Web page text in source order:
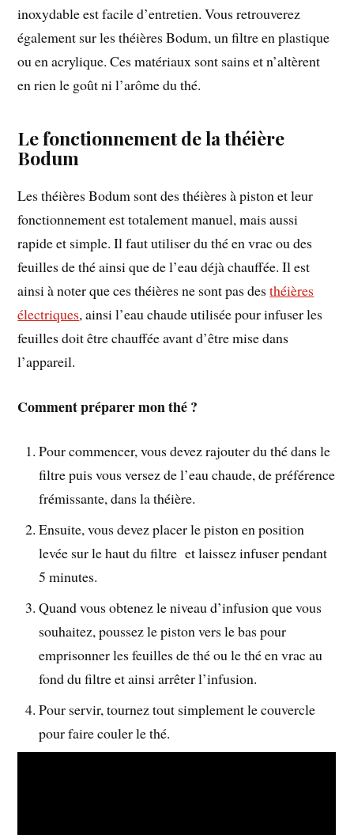
inoxydable est facile d’entretien. Vous retrouverez
également sur les théières Bodum, un filtre en plastique
ou en acrylique. Ces matériaux sont sains et n’altèrent
en rien le goût ni l’arôme du thé.
Le fonctionnement de la théière
Bodum
Les théières Bodum sont des théières à piston et leur
fonctionnement est totalement manuel, mais aussi
rapide et simple. Il faut utiliser du thé en vrac ou des
feuilles de thé ainsi que de l’eau déjà chauffée. Il est
ainsi à noter que ces théières ne sont pas desthéières
électriques, ainsi l’eau chaude utilisée pour infuser les
feuilles doit être chauffée avant d’être mise dans
l’appareil.
Comment préparer mon thé ?
Pour commencer, vous devez rajouter du thé dans le
filtre puis vous versez de l’eau chaude, de préférence
frémissante, dans la théière.
Ensuite, vous devez placer le piston en position
levée sur le haut du filtre et laissez infuser pendant
5 minutes.
Quand vous obtenez le niveau d’infusion que vous
souhaitez, poussez le piston vers le bas pour
emprisonner les feuilles de thé ou le thé en vrac au
fond du filtre et ainsi arrêter l’infusion.
Pour servir, tournez tout simplement le couvercle
pour faire couler le thé.